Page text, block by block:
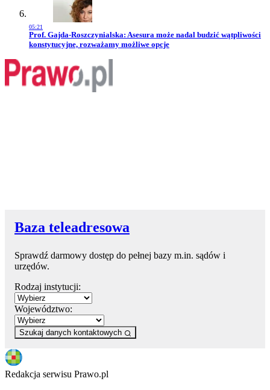
05:21
Przejdź do artykułu:
Prof. Gajda-Roszczynialska: Asesura może nadal budzić wątpliwości
konstytucyjne, rozważamy możliwe opcje
Baza teleadresowa
Sprawdź darmowy dostęp do pełnej bazy m.in. sądów i
urzędów.
Rodzaj instytucji:
Województwo:
Szukaj danych kontaktowych
Redakcja serwisu Prawo.pl